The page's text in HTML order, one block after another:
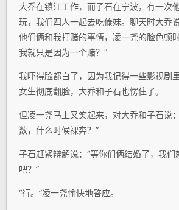
大乔在镇江工作，而子石在宁波，有一次
玩，我们四人一起去吃傣妹。聊天时大乔
他们俩和我打赌的事情，凌一尧的脸色顿
我就只是因为一个赌？”
我吓得脸都白了，因为我记得一些影视剧
女生彻底翻脸，大乔和子石也愣住了。
但凌一尧马上又笑起来，对大乔和子石说
数，什么时候裸奔？”
子石赶紧辩解说：“等你们俩结婚了，我
吧？”
“行。”凌一尧愉快地答应。